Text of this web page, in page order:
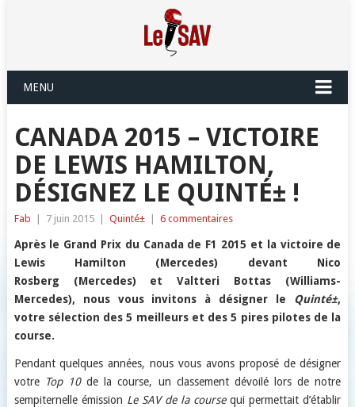
MENU
CANADA 2015 – VICTOIRE
DE LEWIS HAMILTON,
DÉSIGNEZ LE QUINTÉ± !
Fab 7 juin 2015 Quinté± 6 commentaires
Après le Grand Prix du Canada de F1 2015 et la victoire de
Lewis Hamilton (Mercedes) devant Nico
Rosberg (Mercedes) et Valtteri Bottas (Williams-
Mercedes), nous vous invitons à désigner le Quinté±,
votre sélection des 5 meilleurs et des 5 pires pilotes de la
course.
Pendant quelques années, nous vous avons proposé de désigner
votre Top 10de la course, un classement dévoilé lors de notre
sempiternelle émission Le SAV de la coursequi permettait d’établir